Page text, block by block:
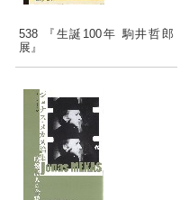
538 『生誕100年 駒井哲郎
展』